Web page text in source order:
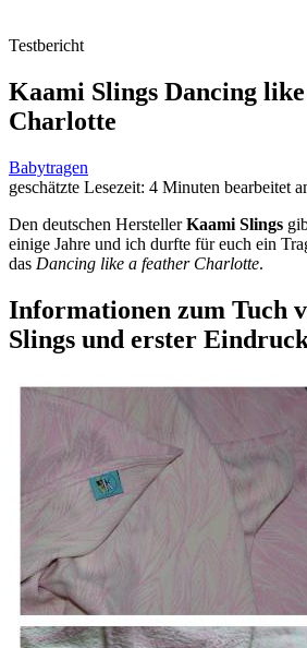
Testbericht
Kaami Slings Dancing
Charlotte
Babytragen
geschätzte Lesezeit: 4 Minuten bearbeitet
Den deutschen HerstellerKaami Slings
einige Jahre und ich durfte für euch ein
das Dancing like a feather Charlotte.
Informationen zum Tuch
Slings und erster